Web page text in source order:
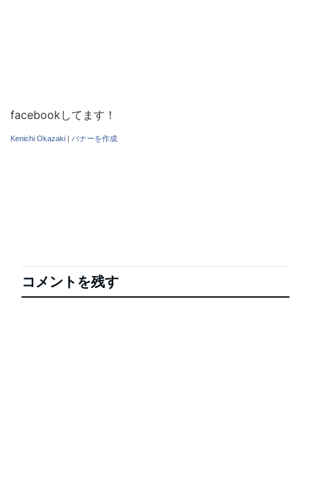
facebookしてます！
Kenichi Okazaki | バナーを作成
コメントを残す